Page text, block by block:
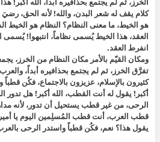
كلام يقف له شعر البدن، والله! لأنه الحق، رضيَ
هو الخيط، ما معنى النظام؟ النظام هو الخيط
العقد، هذا الخيط يُسمى نظاماً، انتبهوا! يُسمى
انفرط العقد.
ومكان القيّم بالأمر مكان النظام من الخرز،
تفرَّق الخرز، ثم لم يجتمع بحذافيره أبداً، والعرب
كثيرون بالإسلام، عزيزون بالاجتماع، فكُن
أكبر! يقول له أنت القطب، الله أكبر! هل
الرحى، من غير قطب يستحيل أن تدور، لأنه
قطب العرب، أنت قطب المُسلِمين اليوم يا أمير
يقول هذا؟ نعم، فكُن قطباً واستدر الرحى